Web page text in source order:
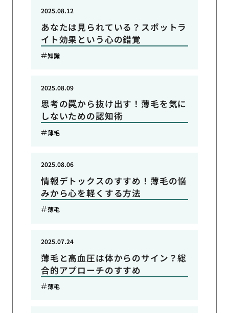
あなたは見られている？スポットラ
イト効果という心の錯覚
2025.08.12
知識
思考の罠から抜け出す！薄毛を気に
しないための認知術
2025.08.09
薄毛
情報デトックスのすすめ！薄毛の悩
みから心を軽くする方法
2025.08.06
薄毛
薄毛と高血圧は体からのサイン？総
合的アプローチのすすめ
2025.07.24
薄毛